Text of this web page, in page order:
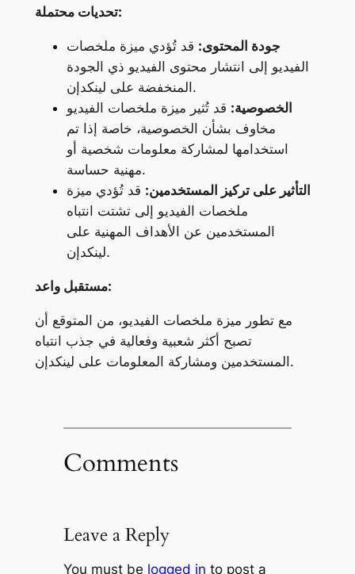
تحديات محتملة:
جودة المحتوى: قد تُؤدي ميزة ملخصات
الفيديو إلى انتشار محتوى الفيديو ذي الجودة
المنخفضة على لينكدإن.
الخصوصية: قد تُثير ميزة ملخصات الفيديو
مخاوف بشأن الخصوصية، خاصة إذا تم
استخدامها لمشاركة معلومات شخصية أو
مهنية حساسة.
التأثير على تركيز المستخدمين: قد تُؤدي ميزة
ملخصات الفيديو إلى تشتت انتباه
المستخدمين عن الأهداف المهنية على
لينكدإن.
مستقبل واعد:
مع تطور ميزة ملخصات الفيديو، من المتوقع أن
تصبح أكثر شعبية وفعالية في جذب انتباه
المستخدمين ومشاركة المعلومات على لينكدإن.
Comments
Leave a Reply
You must be logged in to post a